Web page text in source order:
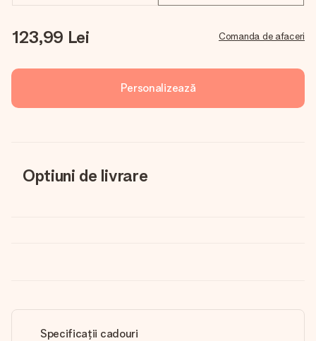
123,99 Lei Comanda de afaceri
Personalizează
Optiuni de livrare
Specificații cadouri